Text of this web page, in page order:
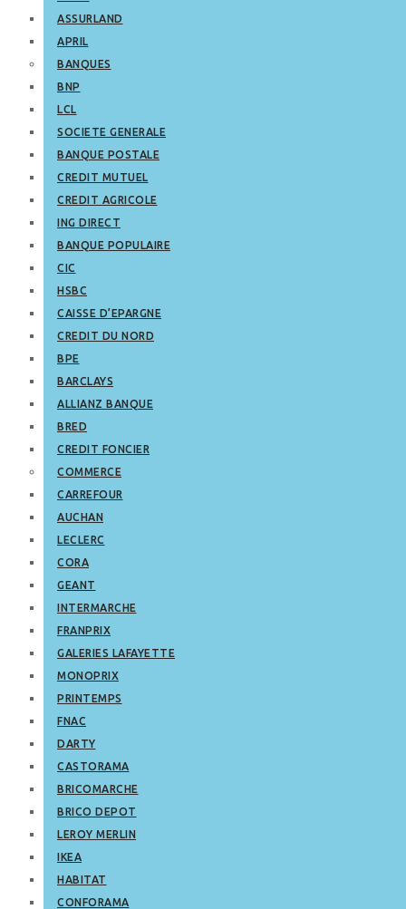
ASSURLAND
APRIL
BANQUES
BNP
LCL
SOCIETE GENERALE
BANQUE POSTALE
CREDIT MUTUEL
CREDIT AGRICOLE
ING DIRECT
BANQUE POPULAIRE
CIC
HSBC
CAISSE D’EPARGNE
CREDIT DU NORD
BPE
BARCLAYS
ALLIANZ BANQUE
BRED
CREDIT FONCIER
COMMERCE
CARREFOUR
AUCHAN
LECLERC
CORA
GEANT
INTERMARCHE
FRANPRIX
GALERIES LAFAYETTE
MONOPRIX
PRINTEMPS
FNAC
DARTY
CASTORAMA
BRICOMARCHE
BRICO DEPOT
LEROY MERLIN
IKEA
HABITAT
CONFORAMA